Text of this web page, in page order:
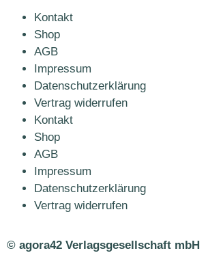
Kontakt
Shop
AGB
Impressum
Datenschutzerklärung
Vertrag widerrufen
Kontakt
Shop
AGB
Impressum
Datenschutzerklärung
Vertrag widerrufen
© agora42 Verlagsgesellschaft mbH